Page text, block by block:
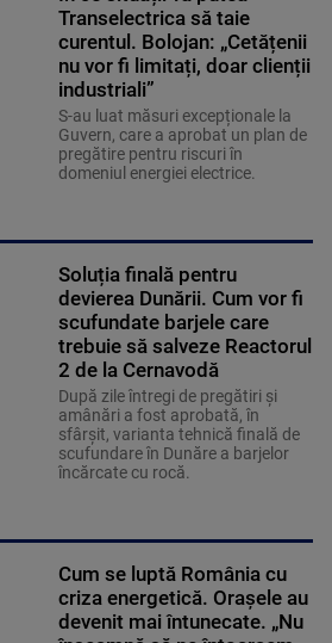
Transelectrica să taie
curentul. Bolojan: „Cetățenii
nu vor fi limitați, doar clienții
industriali”
S-au luat măsuri excepționale la
Guvern, care a aprobat un plan de
pregătire pentru riscuri în
domeniul energiei electrice.
Soluția finală pentru
devierea Dunării. Cum vor fi
scufundate barjele care
trebuie să salveze Reactorul
2 de la Cernavodă
După zile întregi de pregătiri și
amânări a fost aprobată, în
sfârșit, varianta tehnică finală de
scufundare în Dunăre a barjelor
încărcate cu rocă.
Cum se luptă România cu
criza energetică. Orașele au
devenit mai întunecate. „Nu